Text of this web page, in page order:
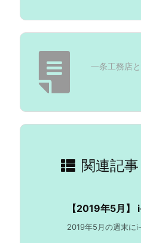
一条工務店
関連記事
【2019年5月
2019年5月の週末に